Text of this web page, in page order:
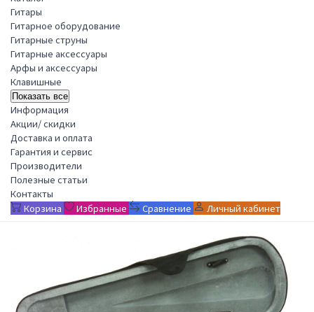
Гитары
Гитарное оборудование
Гитарные струны
Гитарные аксессуары
Арфы и аксессуары
Клавишные
Показать все
Информация
Акции/ скидки
Доставка и оплата
Гарантия и сервис
Производители
Полезные статьи
Контакты
Корзина
Избранные Сравнение Личный кабинет